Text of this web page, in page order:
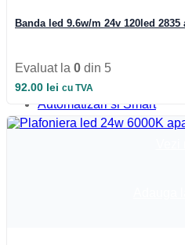
Iluminat Industrial
Iluminat Industrial
Iluminat Expozitii
Module LED
Automatizari si Smart
Banda led 9.6w/m 24v 120led
Evaluat la 0 din 5
92.00 lei cu TVA